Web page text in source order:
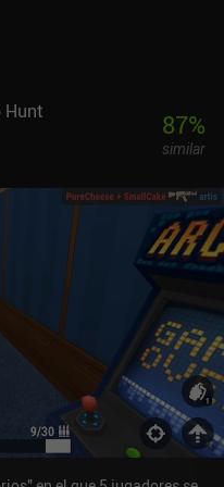
jugadores con mi mujer para
nuevas unidades y
cofres por día. Esto
progresar más rápido, pero
como jugador libre.
acción multijugador casual.
Hunt 87%
similar